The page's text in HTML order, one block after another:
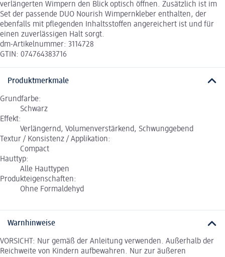
verlängerten Wimpern den Blick optisch öffnen. Zusätzlich ist im
Set der passende DUO Nourish Wimpernkleber enthalten, der
ebenfalls mit pflegenden Inhaltsstoffen angereichert ist und für
einen zuverlässigen Halt sorgt.
dm-Artikelnummer: 3114728
GTIN: 074764383716
Produktmerkmale
Grundfarbe:
Schwarz
Effekt:
Verlängernd, Volumenverstärkend, Schwunggebend
Textur / Konsistenz / Applikation:
Compact
Hauttyp:
Alle Hauttypen
Produkteigenschaften:
Ohne Formaldehyd
Warnhinweise
VORSICHT: Nur gemäß der Anleitung verwenden. Außerhalb der
Reichweite von Kindern aufbewahren. Nur zur äußeren